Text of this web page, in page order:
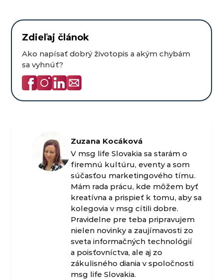
Zdieľaj článok
Ako napísať dobrý životopis a akým chybám
sa vyhnúť?
Zuzana Kocáková
V msg life Slovakia sa starám o
firemnú kultúru, eventy a som
súčasťou marketingového tímu.
Mám rada prácu, kde môžem byť
kreatívna a prispieť k tomu, aby sa
kolegovia v msg cítili dobre.
Pravidelne pre teba pripravujem
nielen novinky a zaujímavosti zo
sveta informačných technológií
a poisťovníctva, ale aj zo
zákulisného diania v spoločnosti
msg life Slovakia.